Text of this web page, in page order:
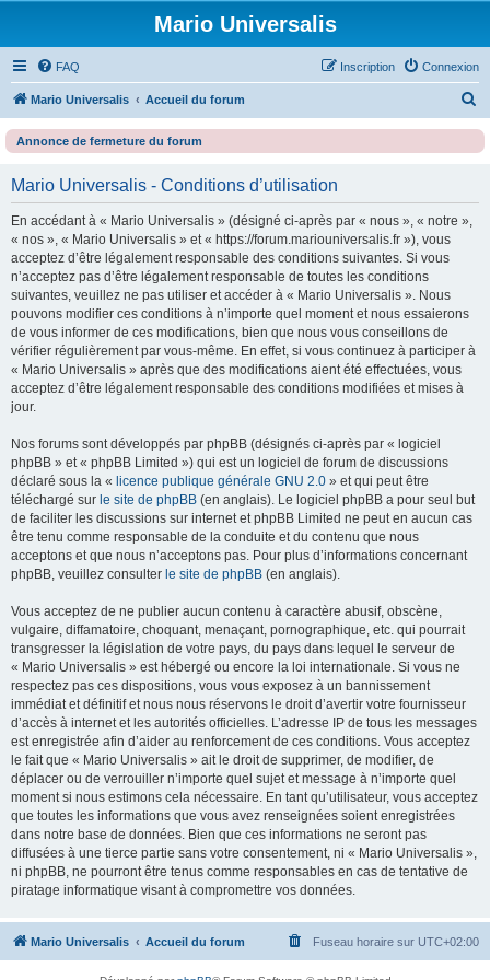
Mario Universalis
FAQ Connexion
Inscription
Mario Universalis Accueil du forum
c
e
Annonce de fermeture du forum
Mario Universalis - Conditions d’utilisation
En accédant à « Mario Universalis » (désigné ci-après par « nous », « notre »,
« nos », « Mario Universalis » et « https://forum.mariouniversalis.fr »), vous
acceptez d’être légalement responsable des conditions suivantes. Si vous
n’acceptez pas d’être légalement responsable de toutes les conditions
suivantes, veuillez ne pas utiliser et accéder à « Mario Universalis ». Nous
pouvons modifier ces conditions à n’importe quel moment et nous essaierons
de vous informer de ces modifications, bien que nous vous conseillons de
vérifier régulièrement par vous-même. En effet, si vous continuez à participer à
« Mario Universalis » après que des modifications aient été effectuées, vous
acceptez d’être légalement responsable des conditions modifiées et mises à
jour.
Nos forums sont développés par phpBB (désignés ci-après par « logiciel
phpBB » et « phpBB Limited ») qui est un logiciel de forum de discussions
déclaré sous la « licence publique générale GNU 2.0 » et qui peut être
téléchargé sur le site de phpBB (en anglais). Le logiciel phpBB a pour seul but
de faciliter les discussions sur internet et phpBB Limited ne peut en aucun cas
être tenu comme responsable de la conduite et du contenu que nous
acceptons et que nous n’acceptons pas. Pour plus d’informations concernant
phpBB, veuillez consulter le site de phpBB (en anglais).
Vous acceptez de ne publier aucun contenu à caractère abusif, obscène,
vulgaire, diffamatoire, choquant, menaçant, pornographique, etc. qui pourrait
transgresser la législation de votre pays, du pays dans lequel le serveur de
« Mario Universalis » est hébergé ou encore la loi internationale. Si vous ne
respectez pas ces dispositions, vous vous exposez à un bannissement
immédiat et définitif et nous nous réservons le droit d’avertir votre fournisseur
d’accès à internet et les autorités officielles. L’adresse IP de tous les messages
est enregistrée afin d’aider au renforcement de ces conditions. Vous acceptez
le fait que « Mario Universalis » ait le droit de supprimer, de modifier, de
déplacer ou de verrouiller n’importe quel sujet et message à n’importe quel
moment si nous estimons cela nécessaire. En tant qu’utilisateur, vous acceptez
que toutes les informations que vous avez renseignées soient enregistrées
dans notre base de données. Bien que ces informations ne seront pas
diffusées à une tierce partie sans votre consentement, ni « Mario Universalis »,
ni phpBB, ne pourront être tenus comme responsables en cas de tentative de
piratage informatique visant à compromettre vos données.
Mario Universalis Accueil du forum Fuseau horaire sur UTC+02:00